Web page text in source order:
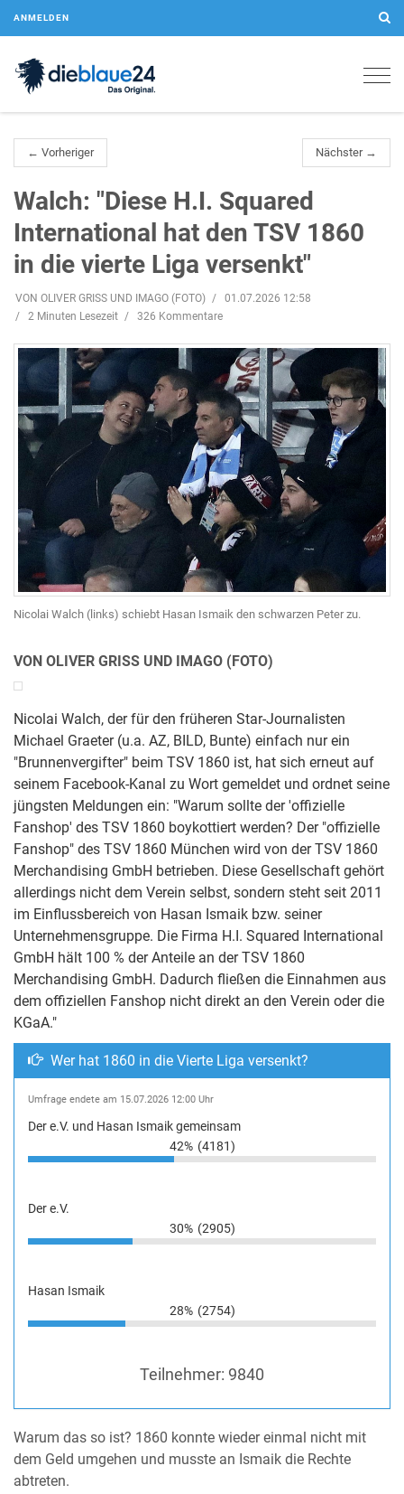
ANMELDEN
← Vorheriger Nächster →
Walch: "Diese H.I. Squared
International hat den TSV 1860
in die vierte Liga versenkt"
VON OLIVER GRISS UND IMAGO (FOTO)
01.07.2026 12:58
2 Minuten Lesezeit
326 Kommentare
Nicolai Walch (links) schiebt Hasan Ismaik den schwarzen Peter zu.
VON OLIVER GRISS UND IMAGO (FOTO)
Nicolai Walch, der für den früheren Star-Journalisten
Michael Graeter (u.a. AZ, BILD, Bunte) einfach nur ein
"Brunnenvergifter" beim TSV 1860 ist, hat sich erneut auf
seinem Facebook-Kanal zu Wort gemeldet und ordnet seine
jüngsten Meldungen ein: "Warum sollte der 'offizielle
Fanshop' des TSV 1860 boykottiert werden? Der "offizielle
Fanshop" des TSV 1860 München wird von der TSV 1860
Merchandising GmbH betrieben. Diese Gesellschaft gehört
allerdings nicht dem Verein selbst, sondern steht seit 2011
im Einflussbereich von Hasan Ismaik bzw. seiner
Unternehmensgruppe. Die Firma H.I. Squared International
GmbH hält 100 % der Anteile an der TSV 1860
Merchandising GmbH. Dadurch fließen die Einnahmen aus
dem offiziellen Fanshop nicht direkt an den Verein oder die
KGaA."
Wer hat 1860 in die Vierte Liga versenkt?
Umfrage endete am 15.07.2026 12:00 Uhr
Der e.V. und Hasan Ismaik gemeinsam
42% (4181)
Der e.V.
30% (2905)
Hasan Ismaik
28% (2754)
Teilnehmer: 9840
Warum das so ist? 1860 konnte wieder einmal nicht mit
dem Geld umgehen und musste an Ismaik die Rechte
abtreten.